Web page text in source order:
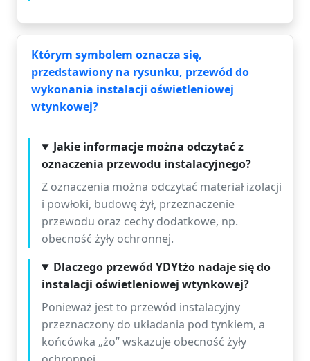
Którym symbolem oznacza się,
przedstawiony na rysunku, przewód do
wykonania instalacji oświetleniowej
wtynkowej?
Jakie informacje można odczytać z
oznaczenia przewodu instalacyjnego?
Z oznaczenia można odczytać materiał izolacji
i powłoki, budowę żył, przeznaczenie
przewodu oraz cechy dodatkowe, np.
obecność żyły ochronnej.
Dlaczego przewód YDYtżo nadaje się do
instalacji oświetleniowej wtynkowej?
Ponieważ jest to przewód instalacyjny
przeznaczony do układania pod tynkiem, a
końcówka „żo” wskazuje obecność żyły